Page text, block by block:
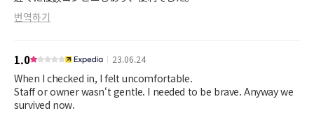
번역하기
1.0 23.06.24
When I checked in, I felt uncomfortable.
Staff or owner wasn‘t gentle. I needed to be brave. Anyway we
survived now.